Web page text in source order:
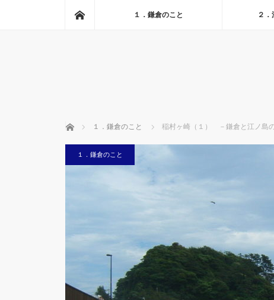
１．鎌倉のこと ２
ホーム １．鎌倉のこと 稲村ヶ崎（１） －鎌倉と江ノ島
１．鎌倉のこと